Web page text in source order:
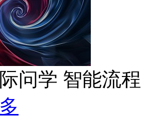
问学 智能流